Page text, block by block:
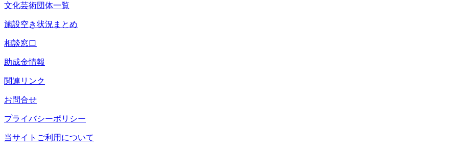
文化芸術団体一覧
施設空き状況まとめ
相談窓口
助成金情報
関連リンク
お問合せ
プライバシーポリシー
当サイトご利用について